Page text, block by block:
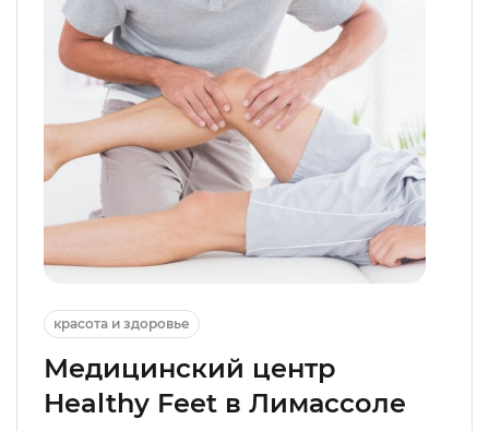
красота и здоровье
Медицинский центр
Healthy Feet в Лимассоле